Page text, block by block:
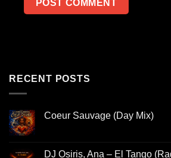
RECENT POSTS
Coeur Sauvage (Day Mix)
DJ Osiris, Ana – El Tango